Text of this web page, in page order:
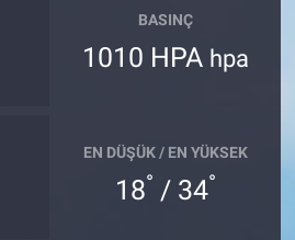
BASINÇ
1010 HPA hpa
EN DÜŞÜK / EN YÜKSEK
18° / 34°